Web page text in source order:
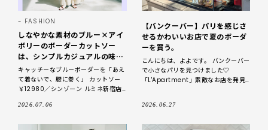
FASHION
しなやかな素材のブルー×アイ
ボリーのボーダーカットソー
は、シンプルカジュアルの味つ
けに重宝！／明日なに着る？
キャッチーなブルーボーダーを「あえ
て着ないで、腰に巻く」 カットソー
￥12980／シンゾーン ルミネ新宿店
￥39600・パンツ￥31900／マルテ
2026.07.06
【バンクーバー】パリを感じさ
せるかわいいお店で夏のボーダ
ーを買う。
こんにちは、よよです。 バンクーバー
で小さなパリを見つけました♡
「L'Apartment」素敵なお店を発見
2026.06.27